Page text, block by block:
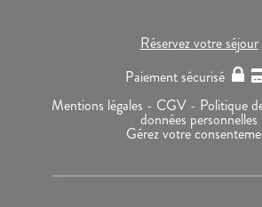
Réservez votre séjour
Paiement sécurisé
Mentions légales - CGV - Politique
données personnelles
Gérez votre